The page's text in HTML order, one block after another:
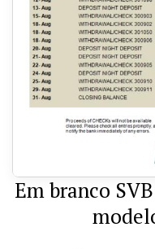
Em branco